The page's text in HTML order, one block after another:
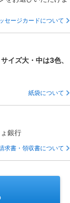
セージカードについて
イズ大・中は3色、
紙袋について
銀行
求書・領収書について